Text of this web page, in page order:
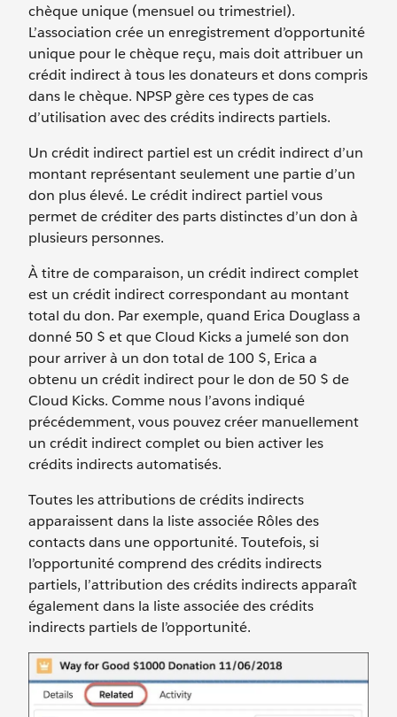
chèque unique (mensuel ou trimestriel).
L’association crée un enregistrement d’opportunité
unique pour le chèque reçu, mais doit attribuer un
crédit indirect à tous les donateurs et dons compris
dans le chèque. NPSP gère ces types de cas
d’utilisation avec des crédits indirects partiels.
Un crédit indirect partiel est un crédit indirect d’un
montant représentant seulement une partie d’un
don plus élevé. Le crédit indirect partiel vous
permet de créditer des parts distinctes d’un don à
plusieurs personnes.
À titre de comparaison, un crédit indirect complet
est un crédit indirect correspondant au montant
total du don. Par exemple, quand Erica Douglass a
donné 50 $ et que Cloud Kicks a jumelé son don
pour arriver à un don total de 100 $, Erica a
obtenu un crédit indirect pour le don de 50 $ de
Cloud Kicks. Comme nous l’avons indiqué
précédemment, vous pouvez créer manuellement
un crédit indirect complet ou bien activer les
crédits indirects automatisés.
Toutes les attributions de crédits indirects
apparaissent dans la liste associée Rôles des
contacts dans une opportunité. Toutefois, si
l’opportunité comprend des crédits indirects
partiels, l’attribution des crédits indirects apparaît
également dans la liste associée des crédits
indirects partiels de l’opportunité.